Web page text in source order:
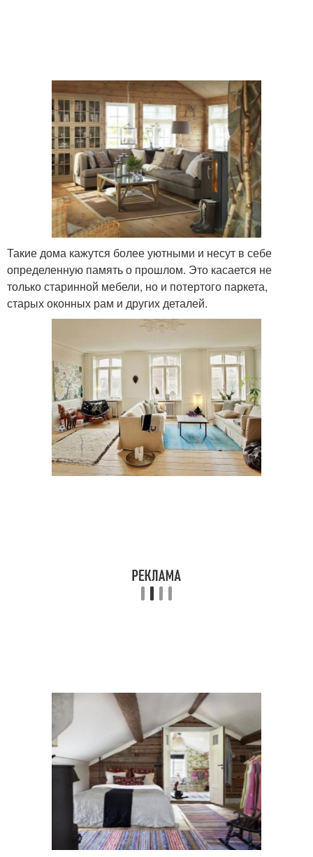
Такие дома кажутся более уютными и несут в себе
определенную память о прошлом. Это касается не
только старинной мебели, но и потертого паркета,
старых оконных рам и других деталей.